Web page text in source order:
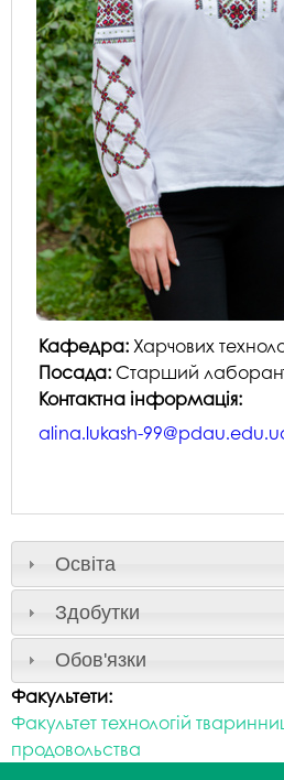
Кафедра:Харчових
Посада: Старший
Контактна інформація:
alina.lukash-
Освіта
Здобутки
Обов'язки
Факультети:
Факультет технологій
продовольства